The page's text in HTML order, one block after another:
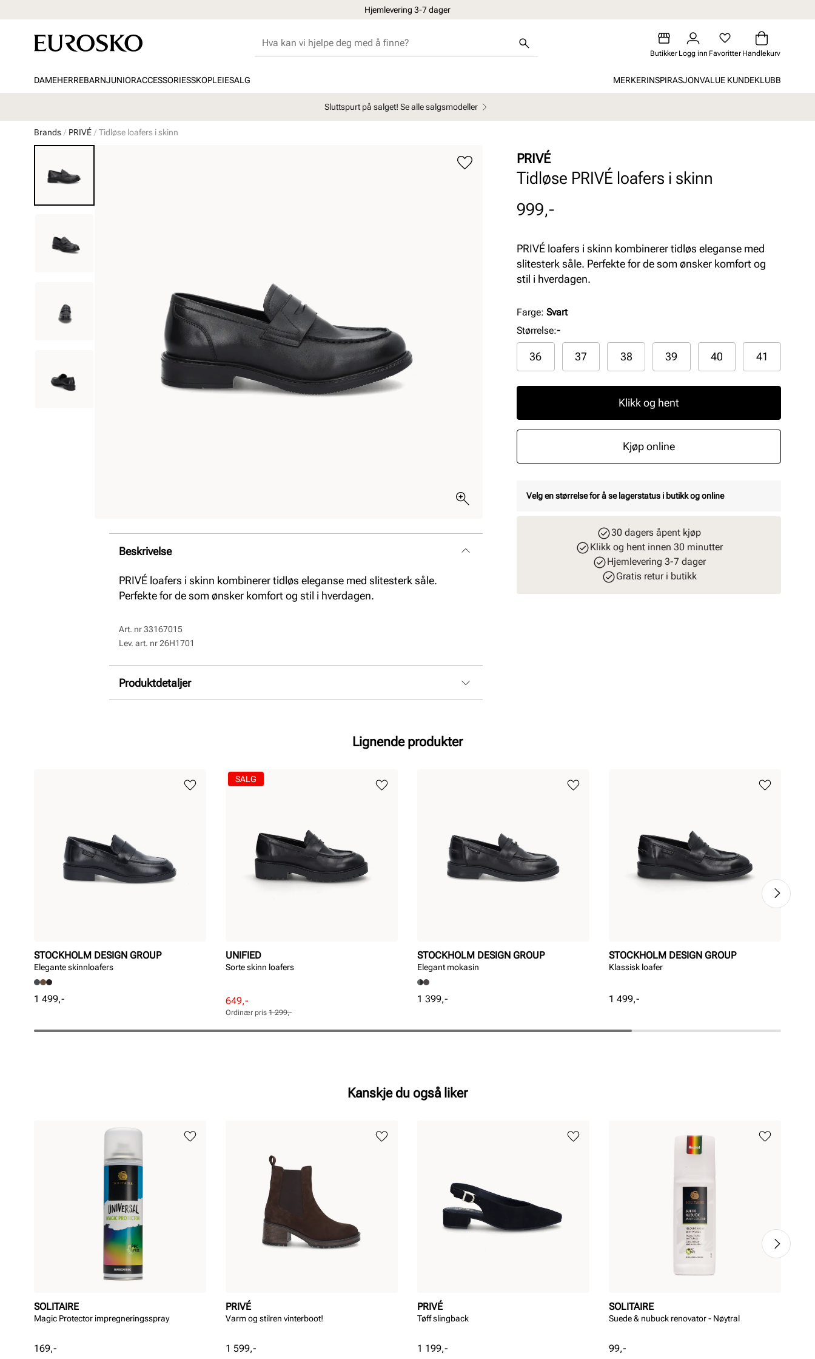
Hjemlevering 3-7 dager
Butikker Logg inn Favoritter Handlekurv
DAMEHERREBARNJUNIORACCESSORIESSKOPLEIESALG MERKERINSPIRASJONVALUE KUNDEKLUBB
Sluttspurt på salget! Se alle salgsmodeller
Brands PRIVÉ Tidløse loafers i skinn
Beskrivelse
PRIVÉ loafers i skinn kombinerer tidløs eleganse med slitesterk såle.
Perfekte for de som ønsker komfort og stil i hverdagen.
Art. nr33167015
Lev. art. nr26H1701
Produktdetaljer
PRIVÉ
Tidløse PRIVÉ loafers i skinn
Pris
999,-
PRIVÉ loafers i skinn kombinerer tidløs eleganse med
slitesterk såle. Perfekte for de som ønsker komfort og
stil i hverdagen.
Farge: Svart
Størrelse:-
36 37 38 39 40 41
Klikk og hent
Kjøp online
Velg en størrelse for å se lagerstatus i butikk og online
30 dagers åpent kjøp
Klikk og hent innen 30 minutter
Hjemlevering 3-7 dager
Gratis retur i butikk
Lignende produkter
STOCKHOLM DESIGN GROUP
Elegante skinnloafers
Pris
1 499,-
UNIFIED
Sorte skinn loafers
Rabattert
pris
Pris
649,-
Ordinær
pris
Pris
Ordinær pris 1 299,-
SALG
STOCKHOLM DESIGN GROUP
Elegant mokasin
Pris
1 399,-
STOCKHOLM DESIGN GROUP
Klassisk loafer
Pris
1 499,-
Kanskje du også liker
SOLITAIRE
Magic Protector impregneringsspray
Pris
169,-
PRIVÉ
Varm og stilren vinterboot!
Pris
1 599,-
PRIVÉ
Tøff slingback
Pris
1 199,-
SOLITAIRE
Suede & nubuck renovator - Nøytral
Pris
99,-